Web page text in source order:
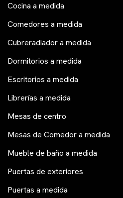
Cocina a medida
Comedores a medida
Cubreradiador a medida
Dormitorios a medida
Escritorios a medida
Librerías a medida
Mesas de centro
Mesas de Comedor a medida
Mueble de baño a medida
Puertas de exteriores
Puertas a medida